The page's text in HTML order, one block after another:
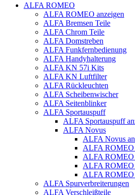
ALFA ROMEO
ALFA ROMEO anzeigen
ALFA Bremsen Teile
ALFA Chrom Teile
ALFA Domstreben
ALFA Funkfernbedienung
ALFA Handyhalterung
ALFA KN 57i Kits
ALFA KN Luftfilter
ALFA Rückleuchten
ALFA Scheibenwischer
ALFA Seitenblinker
ALFA Sportauspuff
ALFA Sportauspuff
ALFA Novus
ALFA Novus
ALFA ROMEO
ALFA ROMEO
ALFA ROMEO
ALFA
ALFA Spurverbreiterungen
ALFA Verschleißteile